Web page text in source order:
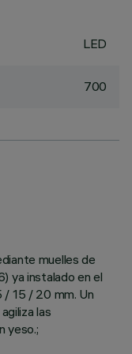
LED
700
muelles de
ya instalado en el
15 / 20 mm. Un
las
yeso.;